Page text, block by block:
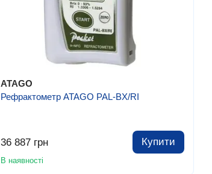
ATAGO
Рефрактометр ATAGO PAL-BX/RI
36 887 грн Купити
В наявності